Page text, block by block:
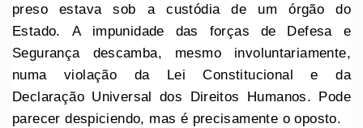
preso estava sob a custódia de um órgão do
Estado. A impunidade das forças de Defesa e
Segurança descamba, mesmo involuntariamente,
numa violação da Lei Constitucional e da
Declaração Universal dos Direitos Humanos. Pode
parecer despiciendo, mas é precisamente o oposto.